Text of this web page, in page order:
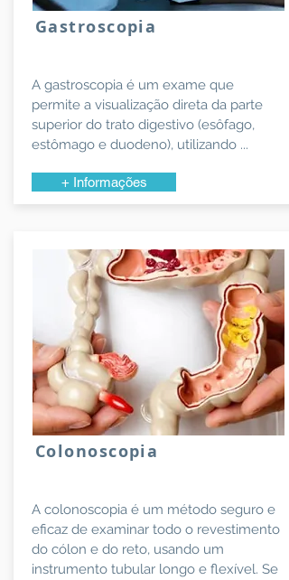
Gastroscopia
A gastroscopia é um exame que
permite a visualização direta da parte
superior do trato digestivo (esôfago,
estômago e duodeno), utilizando ...
+ Informações
Colonoscopia
A colonoscopia é um método seguro e
eficaz de examinar todo o revestimento
do cólon e do reto, usando um
instrumento tubular longo e flexível. Se